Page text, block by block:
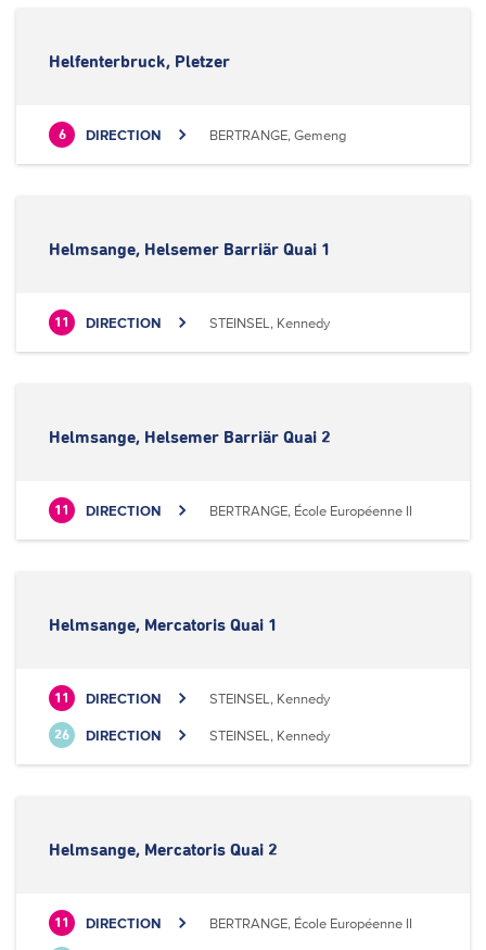
Helfenterbruck, Pletzer
6 DIRECTION BERTRANGE, Gemeng
Helmsange, Helsemer Barriär Quai 1
11 DIRECTION STEINSEL, Kennedy
Helmsange, Helsemer Barriär Quai 2
11 DIRECTION BERTRANGE, École Européenne II
Helmsange, Mercatoris Quai 1
11 DIRECTION STEINSEL, Kennedy
26 DIRECTION STEINSEL, Kennedy
Helmsange, Mercatoris Quai 2
11 DIRECTION BERTRANGE, École Européenne II